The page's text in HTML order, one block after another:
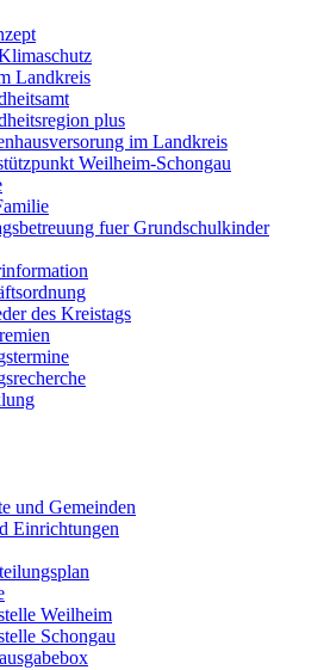
Landkreis
plus
im Landkreis
Weilheim-Schongau
fuer Grundschulkinder
des Kreistags
und Gemeinden
Einrichtungen
Weilheim
Schongau